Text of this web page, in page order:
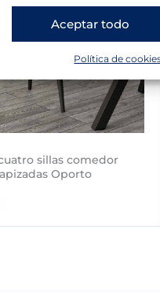
Aceptar todo
Política de
sillas comedor
Oporto